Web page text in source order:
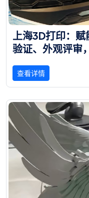
上海3D打印： 赋
验证、 外观评审，
查看详情